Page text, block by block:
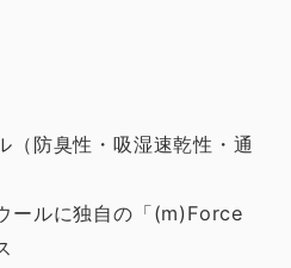
（防臭性・吸湿速乾性・通
ールに独自の「(m)Force